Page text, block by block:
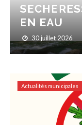
EN EAU
30 juillet 2026
Actualités municipales